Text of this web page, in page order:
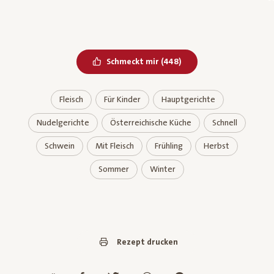
Schmeckt mir Bereits geliked
(448)
Fleisch Für Kinder Hauptgerichte
Nudelgerichte Österreichische Küche Schnell
Schwein Mit Fleisch Frühling Herbst
Sommer Winter
Rezept drucken